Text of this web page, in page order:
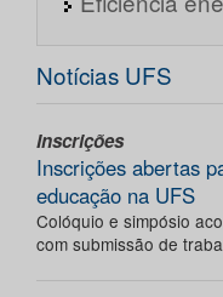
Notícias UFS
Inscrições
Inscrições abertas
educação na UFS
Colóquio e simpósio
com submissão de